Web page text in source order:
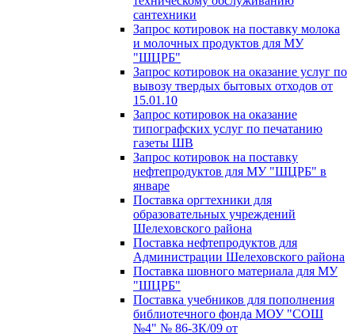
сантехники
Запрос котировок на поставку молока
и молочных продуктов для МУ
"ШЦРБ"
Запрос котировок на оказание услуг по
вывозу твердых бытовых отходов от
15.01.10
Запрос котировок на оказание
типографских услуг по печатанию
газеты ШВ
Запрос котировок на поставку
нефтепродуктов для МУ "ШЦРБ" в
январе
Поставка оргтехники для
образовательных учреждений
Шелеховского района
Поставка нефтепродуктов для
Администрации Шелеховского района
Поставка шовного материала для МУ
"ШЦРБ"
Поставка учебников для пополнения
библиотечного фонда МОУ "СОШ
№4" № 86-ЗК/09 от